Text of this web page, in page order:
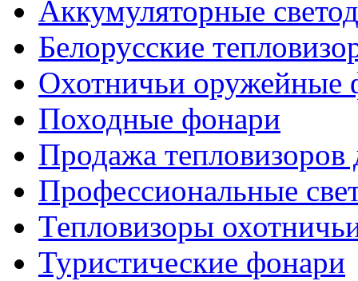
Аккумуляторные
Белорусские
Охотничьи оружейные
Походные фонари
Продажа тепловизоров
Профессиональные
Тепловизоры
Туристические фонари